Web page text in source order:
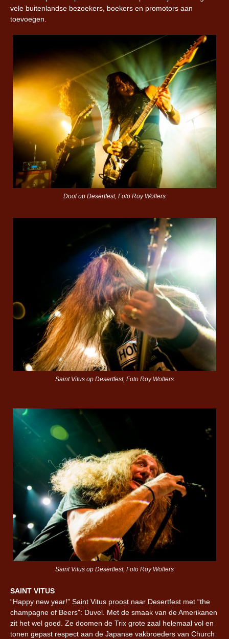
vele buitenlandse bezoekers, boekers en promotors aan
toevoegen.
Dool op Desertfest, Foto Roy Wolters
Saint Vitus op Desertfest, Foto Roy Wolters
Saint Vitus op Desertfest, Foto Roy Wolters
SAINT VITUS
“Happy new year!” Saint Vitus proost naar Desertfest met “the
champagne of Beers”: Duvel. Met de smaak van de Amerikanen
zit het wel goed. Ze doomen de Trix grote zaal helemaal vol en
tonen gepast respect aan de Japanse vakbroeders van Church